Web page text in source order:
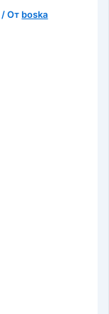
/ От boska